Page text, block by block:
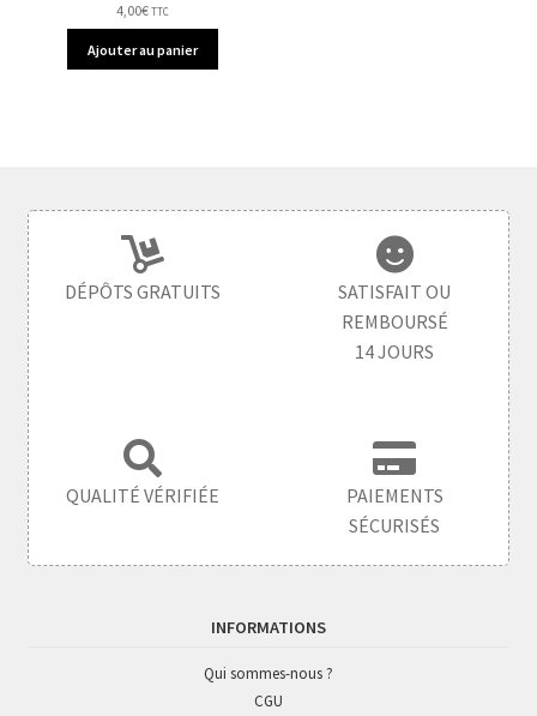
4,00€ TTC
Ajouter au panier
DÉPÔTS GRATUITS
SATISFAIT OU
REMBOURSÉ
14 JOURS
QUALITÉ VÉRIFIÉE
PAIEMENTS
SÉCURISÉS
INFORMATIONS
Qui sommes-nous ?
CGU